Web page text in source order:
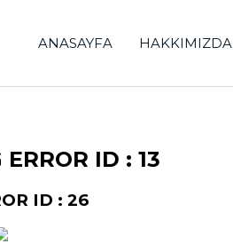
ANASAYFA HAKKIMIZDA
ID : 13
ID : 26